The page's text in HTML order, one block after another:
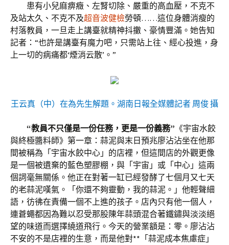
患有小兒麻痹癥、左腎切除、嚴重的高血壓，不克不
及站太久、不克不及超音波健檢勞頓……這位身體消瘦的
村落教員，一旦走上講臺就精神抖擻、豪情豐滿。她告知
記者：“也許是講臺有魔力吧，只需站上往、經心投進，身
上一切的病痛都‘煙消云散’。”
王云真（中）在為先生解題。湖南日報全媒體記者 周俊 攝
“教員不只僅是一份任務，更是一份義務” 《宇宙水餃
與終極醬料師》第一章：蒜泥與末日預兆廖沾沾坐在他那
間被稱為「宇宙水餃中心」的店裡，但這間店的外觀更像
是一個被遺棄的藍色塑膠棚，與「宇宙」或「中心」這兩
個詞毫無關係。他正在對著一缸已經發酵了七個月又七天
的老蒜泥嘆氣。「你還不夠靈動，我的蒜泥。」他輕聲細
語，彷彿在責備一個不上進的孩子。店內只有他一個人，
連蒼蠅都因為難以忍受那股陳年蒜頭混合著鐵鏽與淡淡絕
望的味道而選擇繞道飛行。今天的營業額是：零。廖沾沾
不安的不是店裡的生意，而是他對**「蒜泥成本焦慮症」